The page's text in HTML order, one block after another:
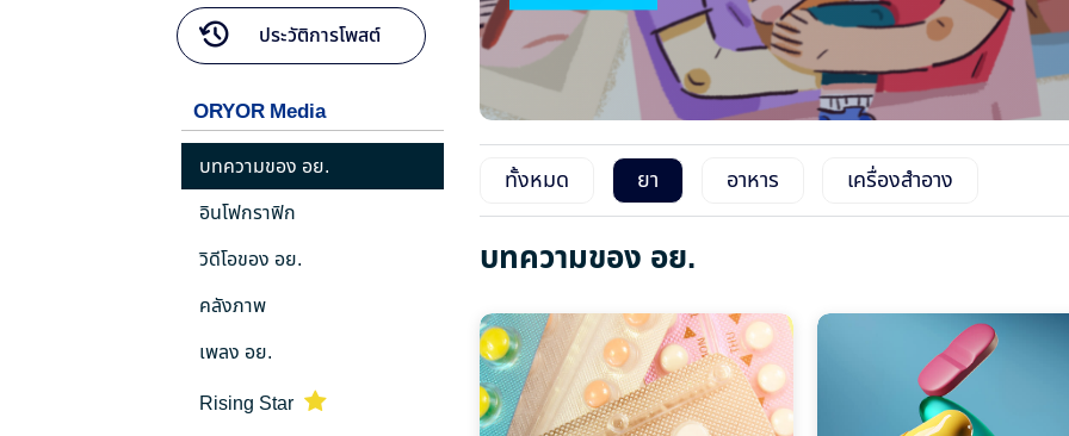
ประวัติการโพสต์
ORYOR Media
บทความของ อย.
อินโฟกราฟิก
วิดีโอของ อย.
คลังภาพ
เพลง อย.
Rising Star
ทั้งหมด ยา อาหาร เครื่องสำอาง
บทความของ อย.